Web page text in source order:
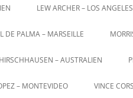
LEW ARCHER – LOS ANGELES
DE PALMA – MARSEILLE
– AUSTRALIEN
– MONTEVIDEO VINCE